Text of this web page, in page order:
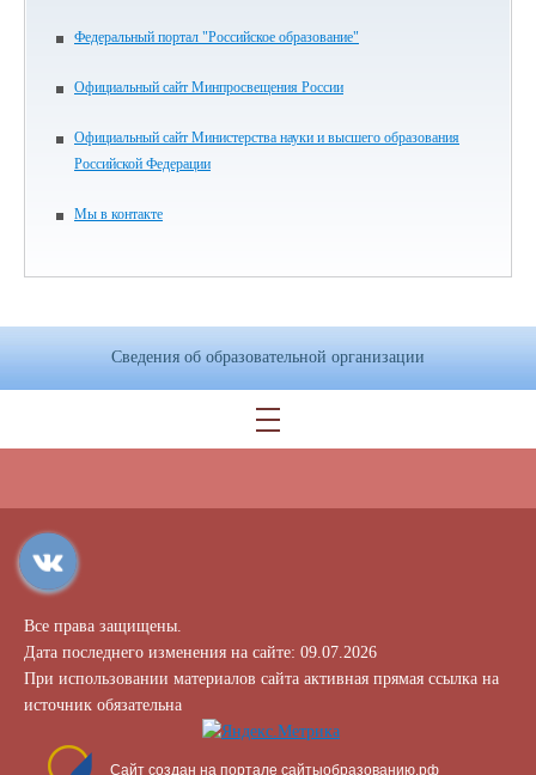
Федеральный портал "Российское образование"
Официальный сайт Минпросвещения России
Официальный сайт Министерства науки и высшего образования
Российской Федерации
Мы в контакте
Сведения об образовательной организации
Все права защищены.
Дата последнего изменения на сайте: 09.07.2026
При использовании материалов сайта активная прямая ссылка на
источник обязательна
Сайт создан на портале сайтыобразованию.рф